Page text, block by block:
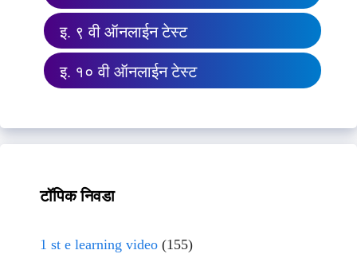
इ. ९ वी ऑनलाईन टेस्ट
इ. १० वी ऑनलाईन टेस्ट
टॉपिक निवडा
1 st e learning video (155)